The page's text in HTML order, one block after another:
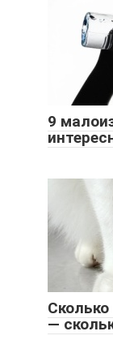
9
Сколько
—